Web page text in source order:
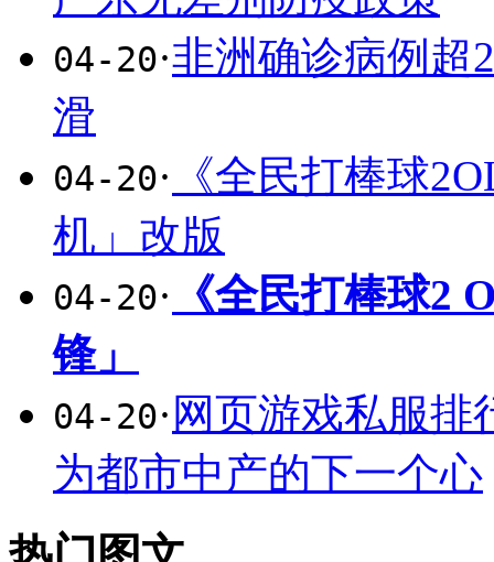
04-20·非洲确诊病例超
滑
04-20· 《全民打棒球
机」改版
04-20· 《全民打棒球2
锋」
04-20· 网页游戏私服排
为都市中产的下一个心